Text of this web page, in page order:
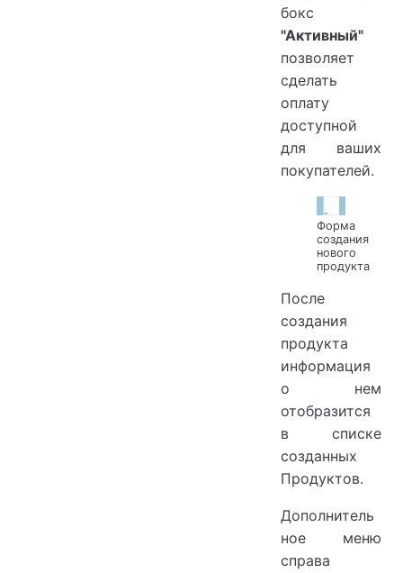
бокс
"Активный"
позволяет
сделать
оплату
доступной
для ваших
покупателей.
Форма
создания
нового
продукта
После
создания
продукта
информация
о нем
отобразится
в списке
созданных
Продуктов.
Дополнитель
ное меню
справа